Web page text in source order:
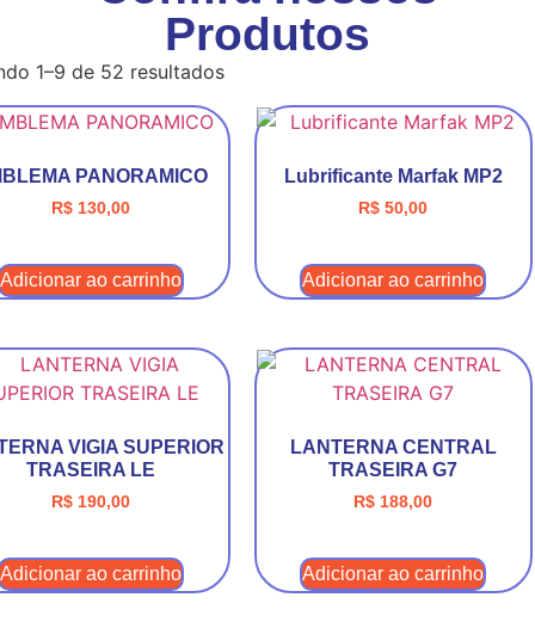
Produtos
1–9 de 52 resultados
PANORAMICO
R$130,00
Adicionar ao carrinho
Lubrificante Marfak MP2
R$ 50,00
Adicionar ao carrinho
VIGIA SUPERIOR
TRASEIRA LE
R$190,00
Adicionar ao carrinho
LANTERNA CENTRAL
TRASEIRA G7
R$ 188,00
Adicionar ao carrinho